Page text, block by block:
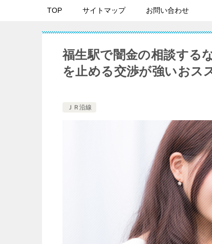
TOP サイトマップ お問い合わせ
福生駅で闇金の相談する
を止める交渉が強いおス
ＪＲ沿線